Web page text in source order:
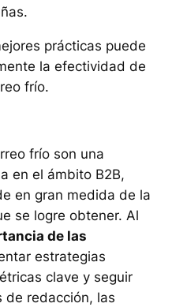
prácticas puede
la efectividad de
frío.
frío son una
en el ámbito B2B,
en gran medida de la
se logre obtener. Al
de las
estrategias
clave y seguir
de redacción, las